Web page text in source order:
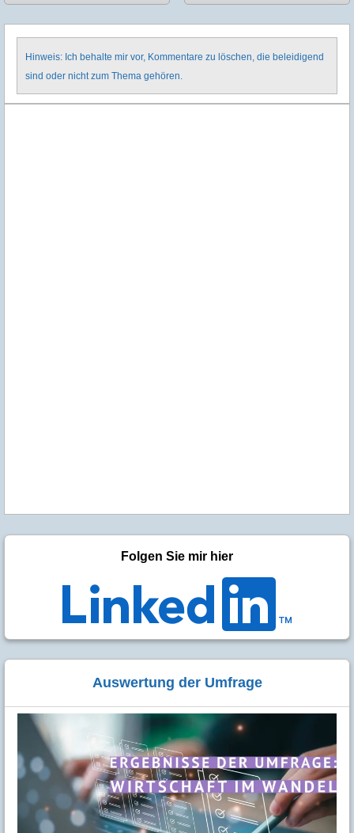
Hinweis: Ich behalte mir vor, Kommentare zu löschen, die beleidigend
sind oder nicht zum Thema gehören.
Folgen Sie mir hier
Auswertung der Umfrage